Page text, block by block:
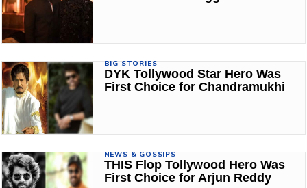
BIG STORIES
DYK Tollywood Star Hero Was
First Choice for Chandramukhi
NEWS & GOSSIPS
THIS Flop Tollywood Hero Was
First Choice for Arjun Reddy